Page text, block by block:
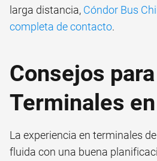
larga distancia, Cóndor Bus
completa de contacto.
Consejos
Terminales
La experiencia en terminales
fluida con una buena